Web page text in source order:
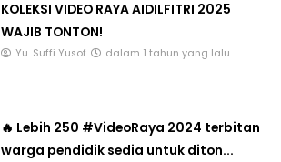
KOLEKSI VIDEO RAYA AIDILFITRI 2025
WAJIB TONTON!
Yu. Suffi Yusof dalam 1 tahun yang lalu
🔥 Lebih 250 #VideoRaya 2024 terbitan
warga pendidik sedia untuk diton...